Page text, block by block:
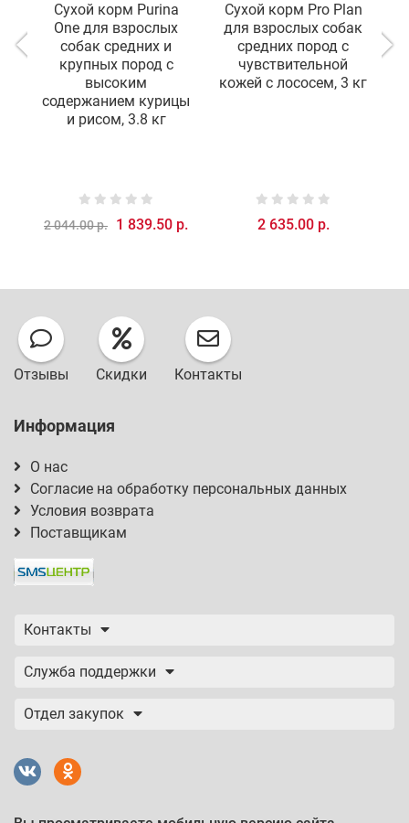
Сухой корм Purina
One для взрослых
собак средних и
крупных пород с
высоким
содержанием курицы
и рисом, 3.8 кг
2 044.00 р. 1 839.50 р.
Сухой корм Pro Plan
для взрослых собак
средних пород с
чувствительной
кожей с лососем, 3 кг
2 635.00 р.
Отзывы Скидки Контакты
Информация
О нас
Согласие на обработку персональных данных
Условия возврата
Поставщикам
Контакты
Служба поддержки
Отдел закупок